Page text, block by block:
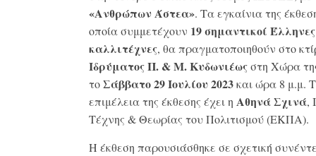
«Ανθρώπων Άστεα». Τα εγκαίνια της
οποία συμμετέχουν 19 σημαντικοί Έλληνες
καλλιτέχνες, θα πραγματοποιηθούν στο
Ιδρύματος Π. & Μ. Κυδωνιέωςστη Χώρα
τοΣάββατο 29 Ιουλίου2023και ώρα 8 μ.μ.
επιμέλεια της έκθεσης έχει η Αθηνά Σχινά,
Τέχνης & Θεωρίας του Πολιτισμού (ΕΚΠΑ).
Η έκθεση παρουσιάσθηκε σε σχετική